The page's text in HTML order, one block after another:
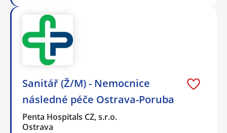
Sanitář (Ž/M) - Nemocnice
následné péče Ostrava-Poruba
Penta Hospitals CZ, s.r.o.
Ostrava